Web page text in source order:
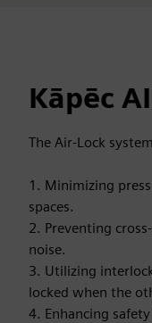
Kāpēc
The Air-Lock
1. Minimizing
spaces.
2. Preventing
noise.
3. Utilizing
locked when the
4. Enhancing